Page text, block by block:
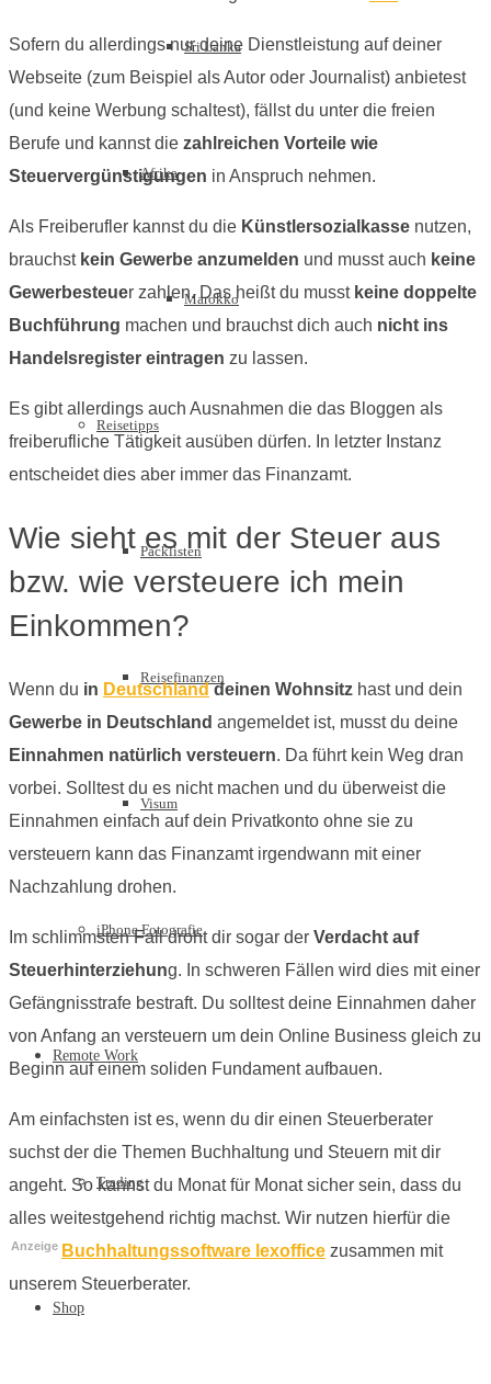
Sri Lanka
Afrika
Marokko
Reisetipps
Packlisten
Reisefinanzen
Visum
iPhone Fotografie
Remote Work
Trading
Shop
Sofern du allerdings nur deine Dienstleistung auf deiner
Webseite (zum Beispiel als Autor oder Journalist) anbietest
(und keine Werbung schaltest), fällst du unter die freien
Berufe und kannst die zahlreichen Vorteile wie
Steuervergünstigungen in Anspruch nehmen.
Als Freiberufler kannst du die Künstlersozialkasse nutzen,
brauchst kein Gewerbe anzumelden und musst auch keine
Gewerbesteuer zahlen. Das heißt du musst keine doppelte
Buchführung machen und brauchst dich auch nicht ins
Handelsregister eintragen zu lassen.
Es gibt allerdings auch Ausnahmen die das Bloggen als
freiberufliche Tätigkeit ausüben dürfen. In letzter Instanz
entscheidet dies aber immer das Finanzamt.
Wie sieht es mit der Steuer aus
bzw. wie versteuere ich mein
Einkommen?
Wenn du in Deutschlanddeinen Wohnsitz hast und dein
Gewerbe in Deutschland angemeldet ist, musst du deine
Einnahmen natürlich versteuern. Da führt kein Weg dran
vorbei. Solltest du es nicht machen und du überweist die
Einnahmen einfach auf dein Privatkonto ohne sie zu
versteuern kann das Finanzamt irgendwann mit einer
Nachzahlung drohen.
Im schlimmsten Fall droht dir sogar der Verdacht auf
Steuerhinterziehung. In schweren Fällen wird dies mit einer
Gefängnisstrafe bestraft. Du solltest deine Einnahmen daher
von Anfang an versteuern um dein Online Business gleich zu
Beginn auf einem soliden Fundament aufbauen.
Am einfachsten ist es, wenn du dir einen Steuerberater
suchst der die Themen Buchhaltung und Steuern mit dir
angeht. So kannst du Monat für Monat sicher sein, dass du
alles weitestgehend richtig machst. Wir nutzen hierfür die
Anzeige Buchhaltungssoftware lexoffice zusammen mit
unserem Steuerberater.